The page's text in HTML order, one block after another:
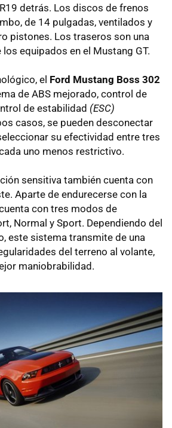
detrás. Los discos de frenos
de 14 pulgadas, ventilados y
pistones. Los traseros son una
equipados en el Mustang GT.
el Ford Mustang Boss 302
de ABS mejorado, control de
de estabilidad (ESC)
casos, se pueden desconectar
su efectividad entre tres
uno menos restrictivo.
sensitiva también cuenta con
Aparte de endurecerse con la
con tres modos de
Normal y Sport. Dependiendo del
este sistema transmite de una
del terreno al volante,
maniobrabilidad.